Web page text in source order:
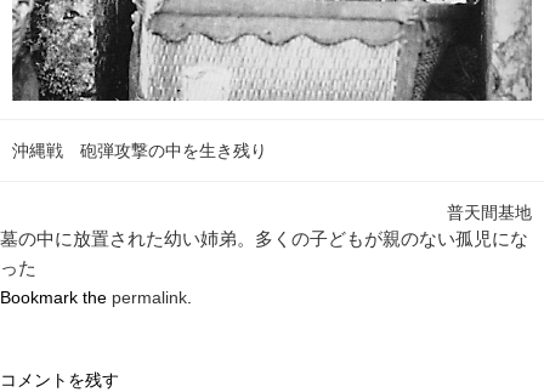
沖縄戦 砲弾攻撃の中を生き残り
普天間基地
墓の中に放置された幼い姉弟。多くの子どもが親のない孤児にな
った
Bookmark the permalink
コメントを残す